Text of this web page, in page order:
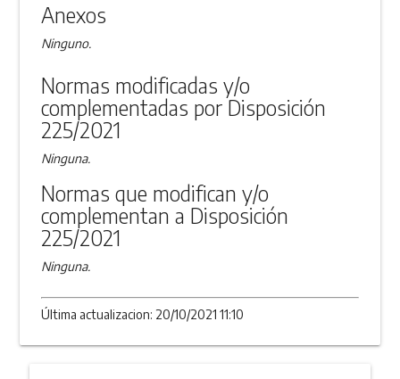
Anexos
Ninguno.
Normas modificadas y/o
complementadas por Disposición
225/2021
Ninguna.
Normas que modifican y/o
complementan a Disposición
225/2021
Ninguna.
Última actualizacion: 20/10/2021 11:10